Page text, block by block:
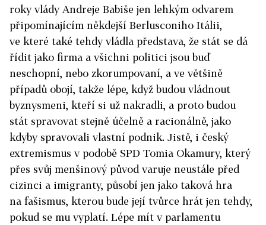
roky vlády Andreje Babiše jen lehkým odvarem
připomínajícím někdejší Berlusconiho Itálii,
ve které také tehdy vládla představa, že stát se dá
řídit jako firma a všichni politici jsou buď
neschopní, nebo zkorumpovaní, a ve většině
případů obojí, takže lépe, když budou vládnout
byznysmeni, kteří si už nakradli, a proto budou
stát spravovat stejně účelně a racionálně, jako
kdyby spravovali vlastní podnik. Jistě, i český
extremismus v podobě SPD Tomia Okamury, který
přes svůj menšinový původ varuje neustále před
cizinci a imigranty, působí jen jako taková hra
na fašismus, kterou bude její tvůrce hrát jen tehdy,
pokud se mu vyplatí. Lépe mít v parlamentu